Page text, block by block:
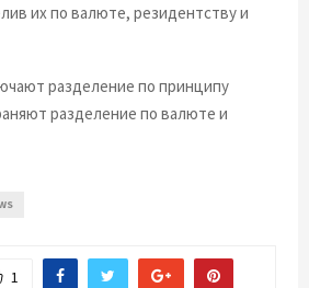
их по валюте, резидентству и
разделение по принципу
разделение по валюте и
1